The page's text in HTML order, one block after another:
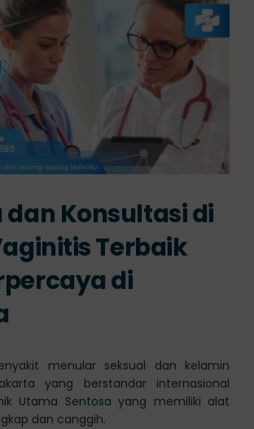
dan Konsultasi di
Terbaik
di
menular seksual dan kelamin
yang berstandar internasional
Utama Sentosa yang memiliki alat
dan canggih.